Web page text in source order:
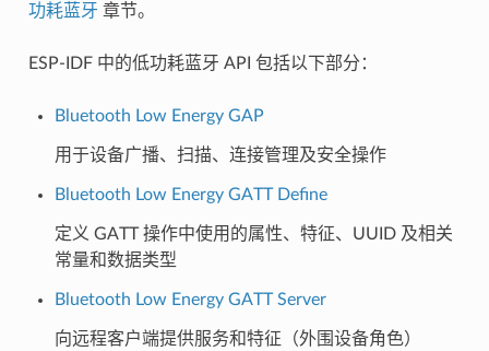
功耗蓝牙 章节。
ESP-IDF 中的低功耗蓝牙 API 包括以下部分：
Bluetooth Low Energy GAP
用于设备广播、扫描、连接管理及安全操作
Bluetooth Low Energy GATT Define
定义 GATT 操作中使用的属性、特征、UUID 及相关
常量和数据类型
Bluetooth Low Energy GATT Server
向远程客户端提供服务和特征（外围设备角色）